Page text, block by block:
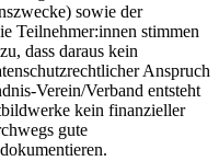
sowie der
Teilnehmer:innen stimmen
dass daraus kein
Anspruch
Verein/Verband entsteht
kein finanzieller
gute